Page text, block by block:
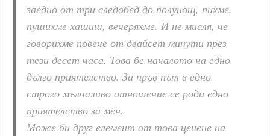
заедно от три следобед до полунощ, пихме,
пушихме хашиш, вечеряхме. И не мисля, че
говорихме повече от двайсет минути през
тези десет часа. Това бе началото на едно
дълго приятелство. За пръв път в едно
строго мълчаливо отношение се роди едно
приятелство за мен.
Може би друг елемент от това ценене на